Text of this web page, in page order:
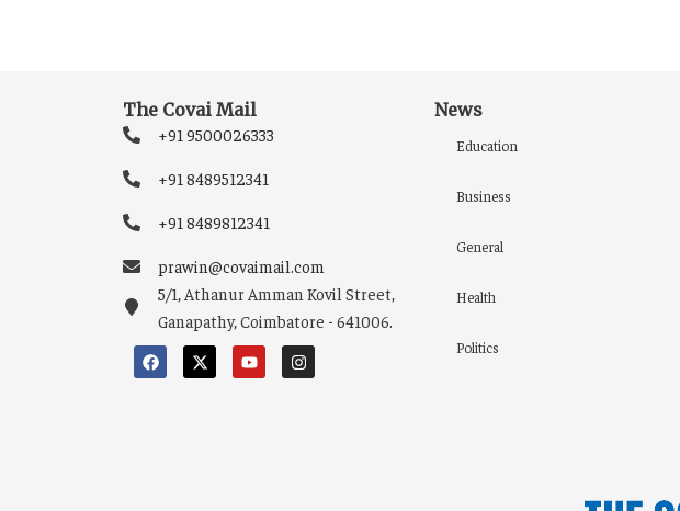
The Covai Mail
+91 9500026333
+91 8489512341
+91 8489812341
prawin@covaimail.com
5/1, Athanur Amman Kovil Street,
Ganapathy, Coimbatore - 641006.
News
Education
Business
General
Health
Politics